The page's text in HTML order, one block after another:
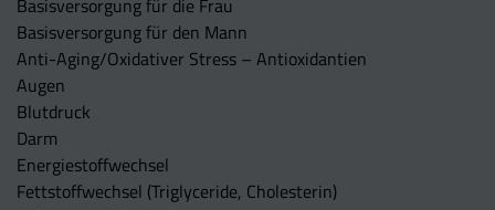
Basisversorgung für die Frau
Basisversorgung für den Mann
Anti-Aging/Oxidativer Stress – Antioxidantien
Augen
Blutdruck
Darm
Energiestoffwechsel
Fettstoffwechsel (Triglyceride, Cholesterin)